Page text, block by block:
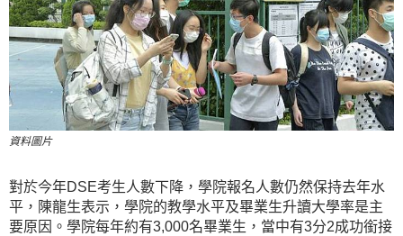
資料圖片
對於今年DSE考生人數下降，學院報名人數仍然保持去年水
平，陳龍生表示，學院的教學水平及畢業生升讀大學率是主
要原因。學院每年約有3,000名畢業生，當中有3分2成功銜接